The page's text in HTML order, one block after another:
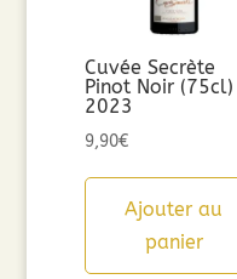
Cuvée Secrète
Pinot Noir (75cl)
2023
9,90€
Ajouter au
panier